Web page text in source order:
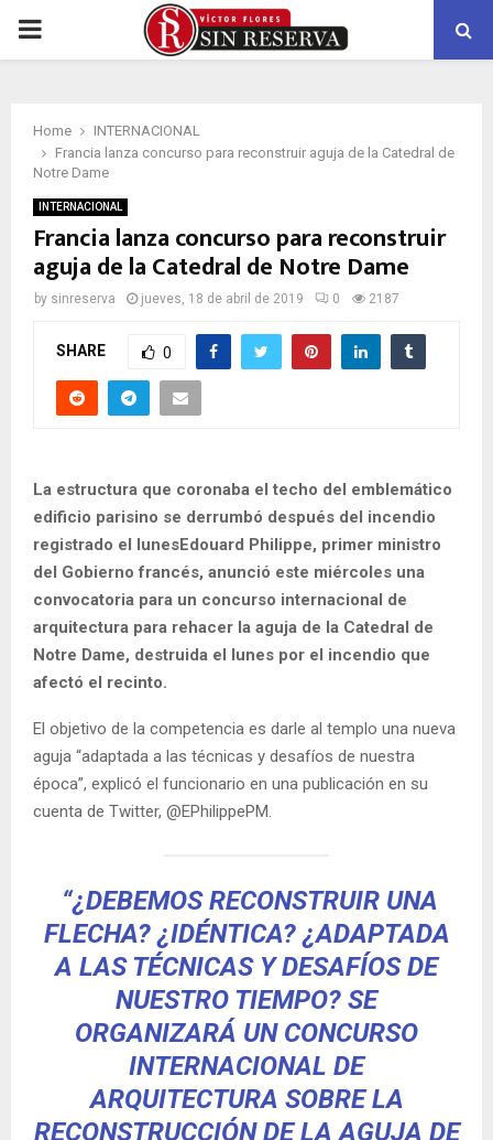
PRIMARY
Home
INTERNACIONAL
Francia lanza concurso para reconstruir aguja de la Catedral de
Notre Dame
INTERNACIONAL
Francia lanza concurso para reconstruir
aguja de la Catedral de Notre Dame
by sinreserva jueves, 18 de abril de 2019 0 2187
SHARE 0
La estructura que coronaba el techo del emblemático
edificio parisino se derrumbó después del incendio
registrado el lunesEdouard Philippe, primer ministro
del Gobierno francés, anunció este miércoles una
convocatoria para un concurso internacional de
arquitectura para rehacer la aguja de la Catedral de
Notre Dame, destruida el lunes por el incendio que
afectó el recinto.
El objetivo de la competencia es darle al templo una nueva
aguja “adaptada a las técnicas y desafíos de nuestra
época”, explicó el funcionario en una publicación en su
cuenta de Twitter, @EPhilippePM.
“¿DEBEMOS RECONSTRUIR UNA
FLECHA? ¿IDÉNTICA? ¿ADAPTADA
A LAS TÉCNICAS Y DESAFÍOS DE
NUESTRO TIEMPO? SE
ORGANIZARÁ UN CONCURSO
INTERNACIONAL DE
ARQUITECTURA SOBRE LA
RECONSTRUCCIÓN DE LA AGUJA DE